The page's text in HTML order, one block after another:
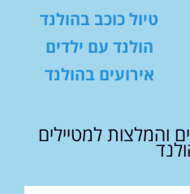
טיול כוכב בהולנד
הולנד עם ילדים
אירועים בהולנד
והמלצות למטיילים